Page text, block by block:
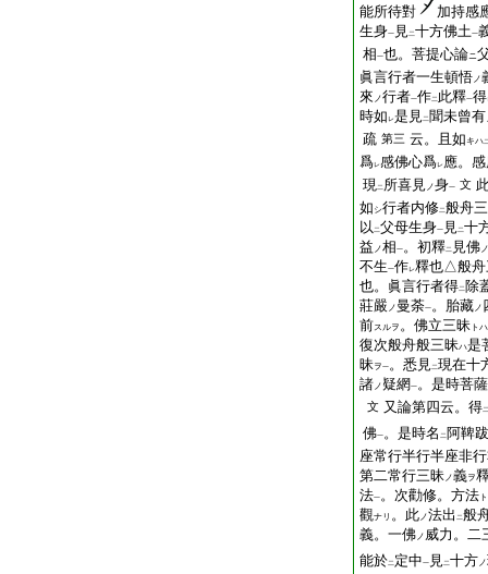
能所待對
加持感
生身一 見二十方佛土一
相一也。菩提心論ニ
眞言行者一生頓悟ノ
來 ノ行者一作二 此釋一得
時如 レ是見二 聞未曾有
疏 第三 云。且如キハ
爲レ感佛心爲レ應。
現二 所喜見ノ身一 文
如 シ行者内修二般舟
以 二父母生身一 見二十
益 ノ相一。初釋二 見佛ノ
不生一作レ釋也△般舟
也。眞言行者得二 除
莊嚴 ノ 曼荼一。胎藏ノ
前スルヲ 。佛立三昧 トハ
復次般舟般三昧ハ是
昧ヲ一。悉見二現在十
諸ノ 疑網一。是時菩薩
文 又論第四云。得二
佛一。是時名 二 阿鞞
座常行半行半座非
第二常行三昧ノ義ヲ
法一。次勸修。方法 ト
觀ナリ 。此ノ法出 二般
義。一佛ノ 威力。二
能於二 定中一 見二十方ノ